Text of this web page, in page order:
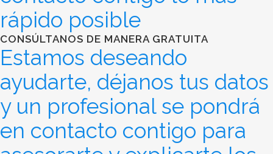
rápido posible
CONSÚLTANOS DE MANERA GRATUITA
Estamos deseando
ayudarte, déjanos tus datos
y un profesional se pondrá
en contacto contigo para